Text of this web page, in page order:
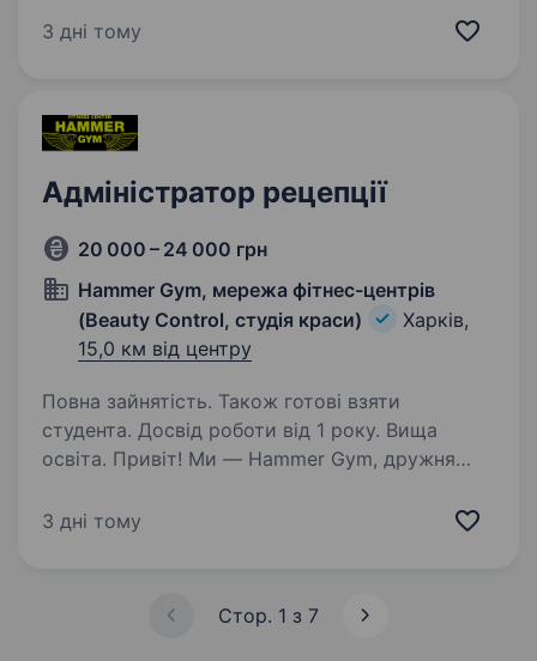
йдуть пліч-о-пліч. У нашій студії краси Beauty
3 дні тому
Адміністратор рецепції
20 000 – 24 000 грн
Hammer Gym, мережа фітнес-центрів
(Beauty Control, студія краси)
Харків,
15,0 км від центру
Повна зайнятість. Також готові взяти
студента. Досвід роботи від 1 року. Вища
освіта. Привіт! Ми — Hammer Gym, дружня
про здоров’я та красу наших клієнтів — понад
3 дні тому
Стор. 1 з 7